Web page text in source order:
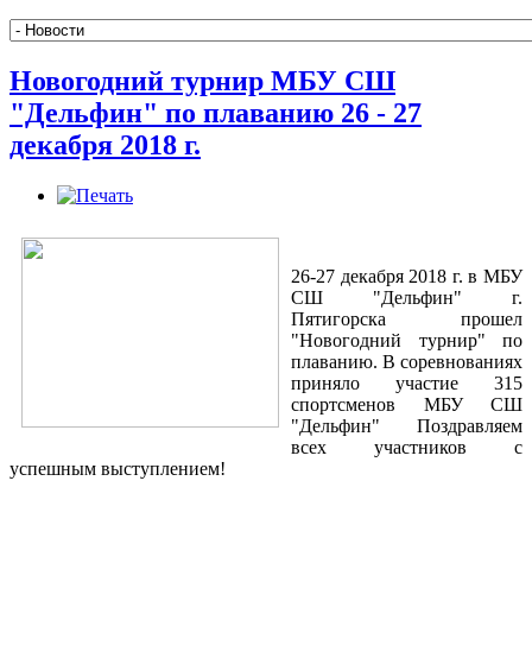
Новогодний турнир МБУ СШ
"Дельфин" по плаванию 26 - 27
декабря 2018 г.
26-27 декабря 2018 г. в МБУ
СШ "Дельфин" г.
Пятигорска прошел
"Новогодний турнир" по
плаванию. В соревнованиях
приняло участие 315
спортсменов МБУ СШ
"Дельфин" Поздравляем
всех участников с
успешным выступлением!